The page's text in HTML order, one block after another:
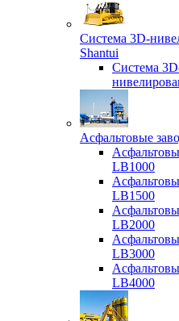
Система 3D-
Shantui
Система
Асфальтовые
LB1000
LB1500
LB2000
LB3000
LB4000